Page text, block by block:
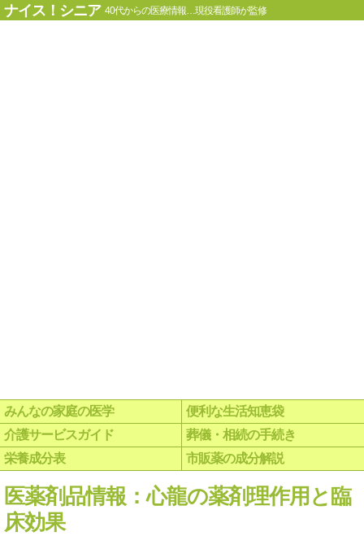
ナイス！シニア 40代からの医療情報…現役看護師が監修
みんなの家庭の医学
便利な生活知恵袋
介護サービスガイド
葬儀・相続の手続き
栄養成分表
市販薬の成分解説
医薬剤品情報：心龍の薬剤理作用と臨
床効果